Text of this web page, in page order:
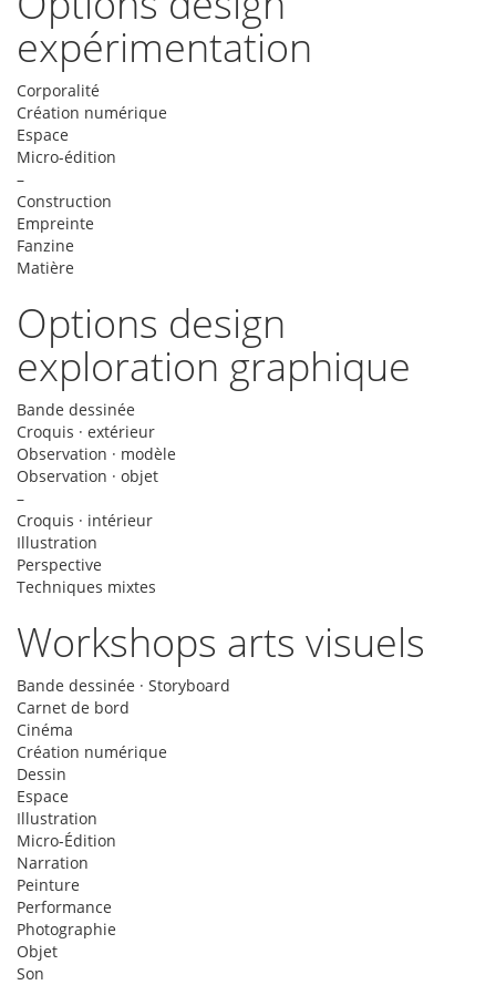
expérimentation
Corporalité
Création numérique
Espace
Micro-édition
–
Construction
Empreinte
Fanzine
Matière
Options design
exploration graphique
Bande dessinée
Croquis · extérieur
Observation · modèle
Observation · objet
–
Croquis · intérieur
Illustration
Perspective
Techniques mixtes
Workshops arts visuels
Bande dessinée · Storyboard
Carnet de bord
Cinéma
Création numérique
Dessin
Espace
Illustration
Micro-Édition
Narration
Peinture
Performance
Photographie
Objet
Son